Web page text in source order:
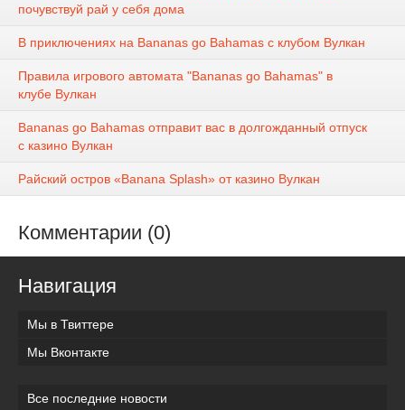
почувствуй рай у себя дома
В приключениях на Bananas go Bahamas с клубом Вулкан
Правила игрового автомата "Bananas go Bahamas" в
клубе Вулкан
Bananas go Bahamas отправит вас в долгожданный отпуск
с казино Вулкан
Райский остров «Banana Splash» от казино Вулкан
Комментарии (0)
Навигация
Мы в Твиттере
Мы Вконтакте
Все последние новости